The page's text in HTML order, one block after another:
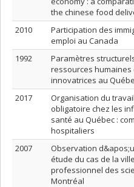
the chinese food
2010
Participation des
emploi au Canada
1992
Paramètres
ressources
innovatrices au
2017
Organisation du
obligatoire chez les
santé au Québec :
hospitaliers
2007
Observation
étude du cas de la
professionnel des
Montréal